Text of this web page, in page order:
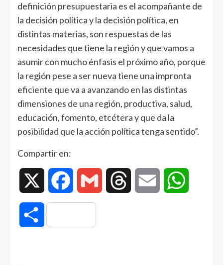
definición presupuestaria es el acompañante de
la decisión política y la decisión política, en
distintas materias, son respuestas de las
necesidades que tiene la región y que vamos a
asumir con mucho énfasis el próximo año, porque
la región pese a ser nueva tiene una impronta
eficiente que va a avanzando en las distintas
dimensiones de una región, productiva, salud,
educación, fomento, etcétera y que da la
posibilidad que la acción política tenga sentido”.
Compartir en:
Facebook Gmail Threads Email
Compartir